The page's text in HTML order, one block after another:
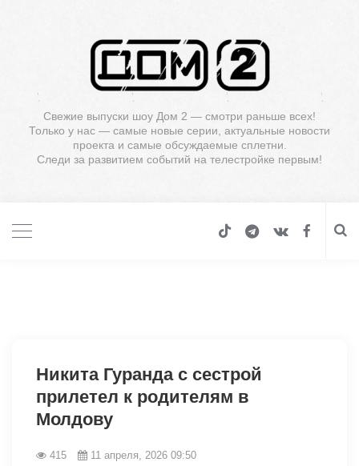
Свежие выпуски шоу Дом 2 — смотри раньше всех!
Только у нас — самые новые серии, актуальные новости
проекта и самые обсуждаемые сплетни.
Следи за развитием событий на телестройке первым!
Никита Гуранда с сестрой
прилетел к родителям в
Молдову
415 11 апреля, 2026 09:50